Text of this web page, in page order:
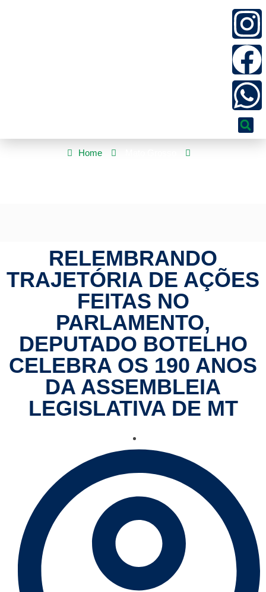
Home
RELEMBRANDO
TRAJETÓRIA DE AÇÕES
FEITAS NO
PARLAMENTO,
DEPUTADO BOTELHO
CELEBRA OS 190 ANOS
DA ASSEMBLEIA
LEGISLATIVA DE MT